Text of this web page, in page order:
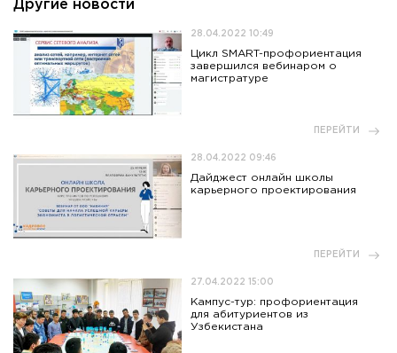
Другие новости
28.04.2022 10:49
Цикл SMART-профориентация
завершился вебинаром о
магистратуре
ПЕРЕЙТИ
28.04.2022 09:46
Дайджест онлайн школы
карьерного проектирования
ПЕРЕЙТИ
27.04.2022 15:00
Кампус-тур: профориентация
для абитуриентов из
Узбекистана